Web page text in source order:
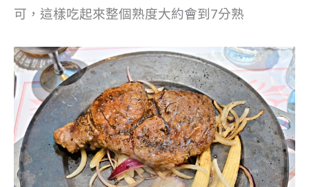
可，這樣吃起來整個熟度大約會到7分熟